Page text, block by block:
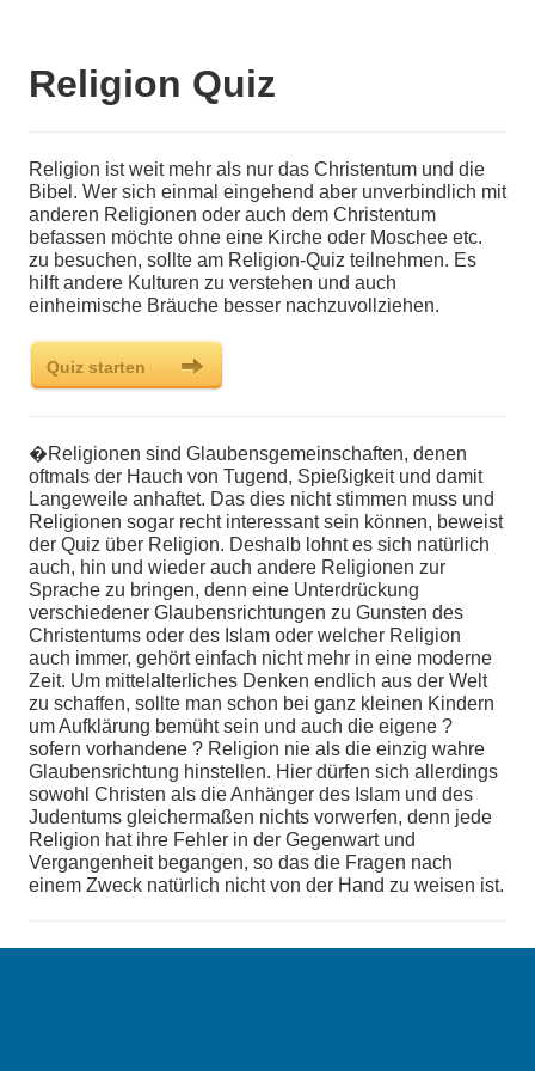
Religion Quiz
Religion ist weit mehr als nur das Christentum und die
Bibel. Wer sich einmal eingehend aber unverbindlich mit
anderen Religionen oder auch dem Christentum
befassen möchte ohne eine Kirche oder Moschee etc.
zu besuchen, sollte am Religion-Quiz teilnehmen. Es
hilft andere Kulturen zu verstehen und auch
einheimische Bräuche besser nachzuvollziehen.
�Religionen sind Glaubensgemeinschaften, denen
oftmals der Hauch von Tugend, Spießigkeit und damit
Langeweile anhaftet. Das dies nicht stimmen muss und
Religionen sogar recht interessant sein können, beweist
der Quiz über Religion. Deshalb lohnt es sich natürlich
auch, hin und wieder auch andere Religionen zur
Sprache zu bringen, denn eine Unterdrückung
verschiedener Glaubensrichtungen zu Gunsten des
Christentums oder des Islam oder welcher Religion
auch immer, gehört einfach nicht mehr in eine moderne
Zeit. Um mittelalterliches Denken endlich aus der Welt
zu schaffen, sollte man schon bei ganz kleinen Kindern
um Aufklärung bemüht sein und auch die eigene ?
sofern vorhandene ? Religion nie als die einzig wahre
Glaubensrichtung hinstellen. Hier dürfen sich allerdings
sowohl Christen als die Anhänger des Islam und des
Judentums gleichermaßen nichts vorwerfen, denn jede
Religion hat ihre Fehler in der Gegenwart und
Vergangenheit begangen, so das die Fragen nach
einem Zweck natürlich nicht von der Hand zu weisen ist.